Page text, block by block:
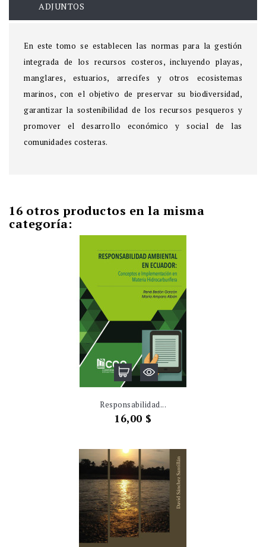
ADJUNTOS
En este tomo se establecen las normas para la gestión
integrada de los recursos costeros, incluyendo playas,
manglares, estuarios, arrecifes y otros ecosistemas
marinos, con el objetivo de preservar su biodiversidad,
garantizar la sostenibilidad de los recursos pesqueros y
promover el desarrollo económico y social de las
comunidades costeras.
16 otros productos en la misma
categoría:
Responsabilidad...
Precio
16,00 $